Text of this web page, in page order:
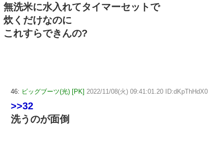
無洗米に水入れてタイマーセットで
炊くだけなのに
これすらできんの?
46: ビッグブーツ(光) [PK] 2022/11/08(火) 09:41:01.20 ID:dKpThHdX0
>>32
洗うのが面倒